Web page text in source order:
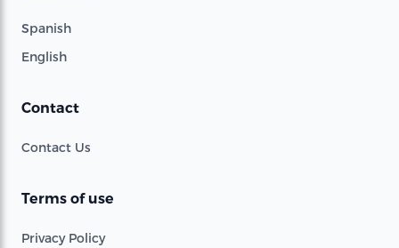
Spanish
English
Contact
Contact Us
Terms of use
Privacy Policy